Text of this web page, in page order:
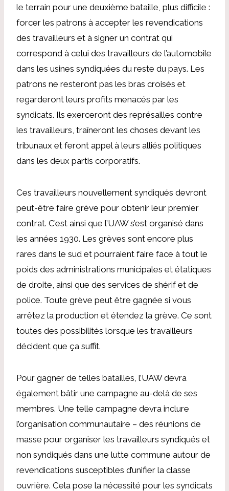
le terrain pour une deuxième bataille, plus difficile :
forcer les patrons à accepter les revendications
des travailleurs et à signer un contrat qui
correspond à celui des travailleurs de l’automobile
dans les usines syndiquées du reste du pays. Les
patrons ne resteront pas les bras croisés et
regarderont leurs profits menacés par les
syndicats. Ils exerceront des représailles contre
les travailleurs, traîneront les choses devant les
tribunaux et feront appel à leurs alliés politiques
dans les deux partis corporatifs.
Ces travailleurs nouvellement syndiqués devront
peut-être faire grève pour obtenir leur premier
contrat. C’est ainsi que l’UAW s’est organisé dans
les années 1930. Les grèves sont encore plus
rares dans le sud et pourraient faire face à tout le
poids des administrations municipales et étatiques
de droite, ainsi que des services de shérif et de
police. Toute grève peut être gagnée si vous
arrêtez la production et étendez la grève. Ce sont
toutes des possibilités lorsque les travailleurs
décident que ça suffit.
Pour gagner de telles batailles, l’UAW devra
également bâtir une campagne au-delà de ses
membres. Une telle campagne devra inclure
l’organisation communautaire – des réunions de
masse pour organiser les travailleurs syndiqués et
non syndiqués dans une lutte commune autour de
revendications susceptibles d’unifier la classe
ouvrière. Cela pose la nécessité pour les syndicats